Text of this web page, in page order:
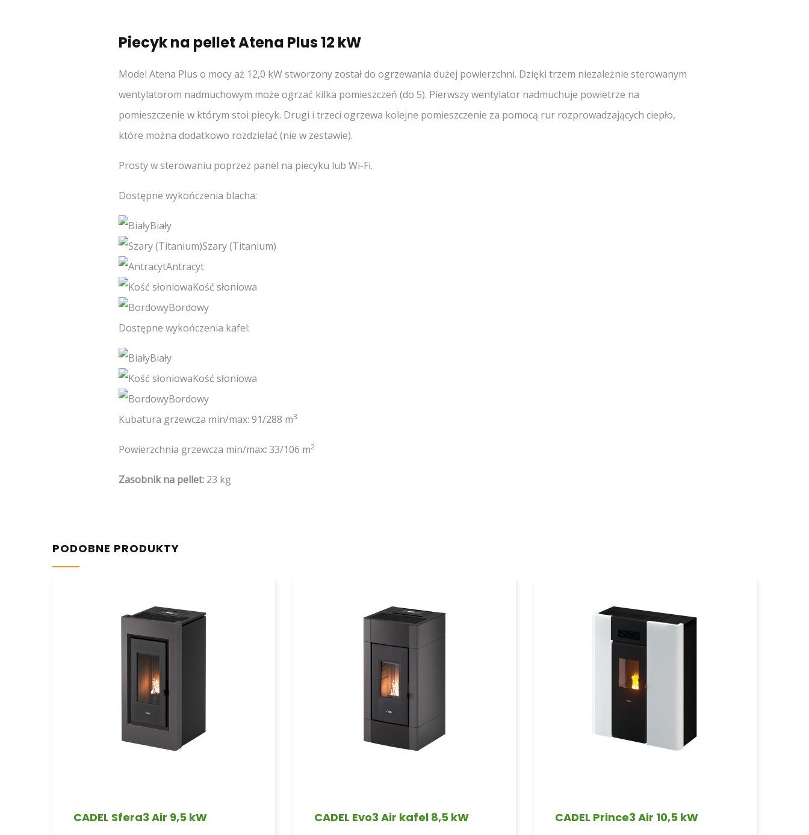
Piecyk na pellet Atena Plus 12 kW
Model Atena Plus o mocy aż 12,0 kW stworzony został do ogrzewania dużej powierzchni. Dzięki trzem niezależnie sterowanym
wentylatorom nadmuchowym może ogrzać kilka pomieszczeń (do 5). Pierwszy wentylator nadmuchuje powietrze na
pomieszczenie w którym stoi piecyk. Drugi i trzeci ogrzewa kolejne pomieszczenie za pomocą rur rozprowadzających ciepło,
które można dodatkowo rozdzielać (nie w zestawie).
Prosty w sterowaniu poprzez panel na piecyku lub Wi-Fi.
Dostępne wykończenia blacha:
Biały
Szary (Titanium)
Antracyt
Kość słoniowa
Bordowy
Dostępne wykończenia kafel:
Biały
Kość słoniowa
Bordowy
Kubatura grzewcza min/max: 91/288 m3
Powierzchnia grzewcza min/max:33/106 m2
Zasobnik na pellet: 23 kg
PODOBNE PRODUKTY
CADEL Sfera3 Air 9,5 kW CADEL Evo3 Air kafel 8,5 kW CADEL Prince3 Air 10,5 kW